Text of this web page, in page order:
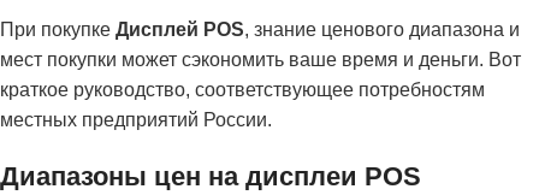
При покупке Дисплей POS, знание ценового диапазона и
мест покупки может сэкономить ваше время и деньги. Вот
краткое руководство, соответствующее потребностям
местных предприятий России.
Диапазоны цен на дисплеи POS